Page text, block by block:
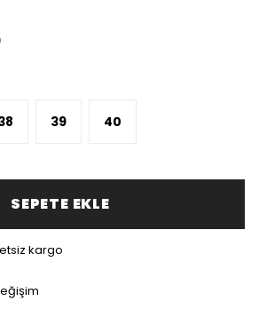
39 40
SEPETE EKLE
kargo